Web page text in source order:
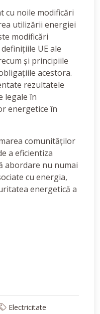
cu noile modificări
utilizării energiei
modificări
UE ale
și principiile
acestora.
rezultatele
legale în
energetice în
comunităților
a eficientiza
abordare nu numai
cu energia,
energetică a
Electricitate